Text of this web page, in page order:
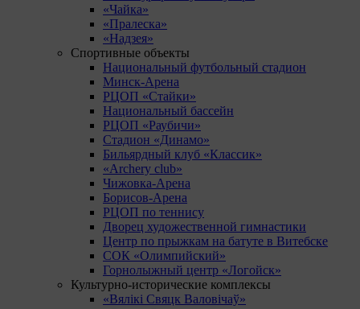
«Чайка»
«Пралеска»
«Надзея»
Спортивные объекты
Национальный футбольный стадион
Минск-Арена
РЦОП «Стайки»
Национальный бассейн
РЦОП «Раубичи»
Стадион «Динамо»
Бильярдный клуб «Классик»
«Archery club»
Чижовка-Арена
Борисов-Арена
РЦОП по теннису
Дворец художественной гимнастики
Центр по прыжкам на батуте в Витебске
СОК «Олимпийский»
Горнолыжный центр «Логойск»
Культурно-исторические комплексы
«Вялікі Свяцк Валовічаў»